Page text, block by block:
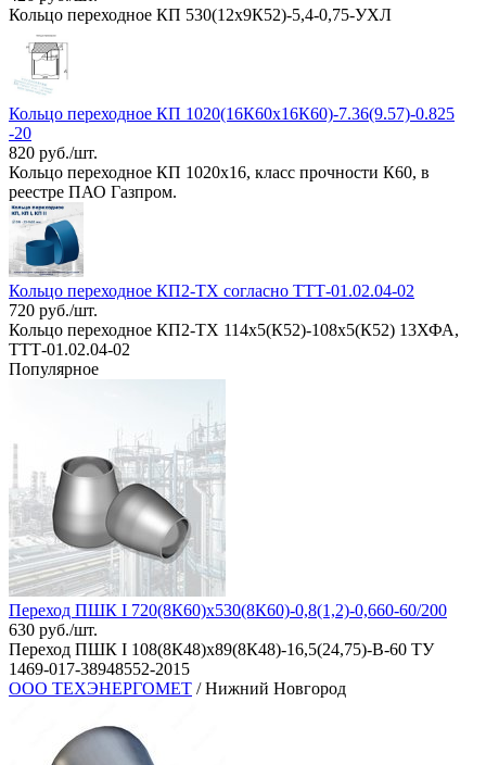
Кольцо переходное КП 530(12х9К52)-5,4-0,75-УХЛ
Кольцо переходное КП 1020(16К60х16К60)-7.36(9.57)-0.825
-20
820 руб./шт.
Кольцо переходное КП 1020х16, класс прочности К60, в
реестре ПАО Газпром.
Кольцо переходное КП2-ТХ согласно ТТТ-01.02.04-02
720 руб./шт.
Кольцо переходное КП2-ТХ 114x5(К52)-108x5(К52) 13ХФА,
ТТТ-01.02.04-02
Популярное
Переход ПШК I 720(8К60)х530(8К60)-0,8(1,2)-0,660-60/200
630 руб./шт.
Переход ПШК I 108(8К48)х89(8К48)-16,5(24,75)-В-60 ТУ
1469-017-38948552-2015
ООО ТЕХЭНЕРГОМЕТ / Нижний Новгород